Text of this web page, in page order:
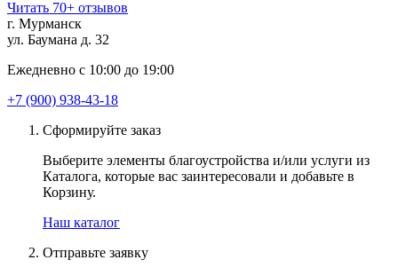
Читать 70+ отзывов
г. Мурманск
ул. Баумана д. 32
Ежедневно с 10:00 до 19:00
+7 (900) 938-43-18
Сформируйте заказ
Выберите элементы благоустройства и/или услуги из
Каталога, которые вас заинтересовали и добавьте в
Корзину.
Наш каталог
Отправьте заявку